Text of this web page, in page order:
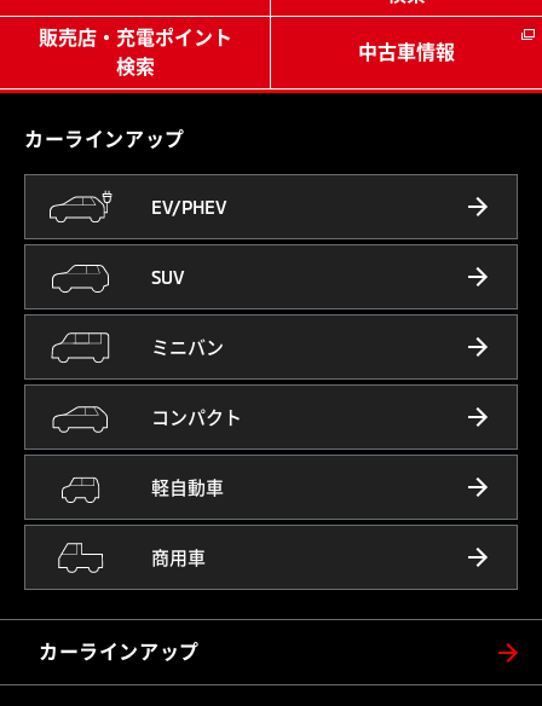
販売店・充電ポイント
検索
中古車情報
カーラインアップ
EV/PHEV
SUV
ミニバン
コンパクト
軽自動車
商用車
カーラインアップ